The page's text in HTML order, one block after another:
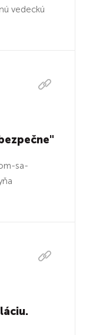
vedeckú
sa-